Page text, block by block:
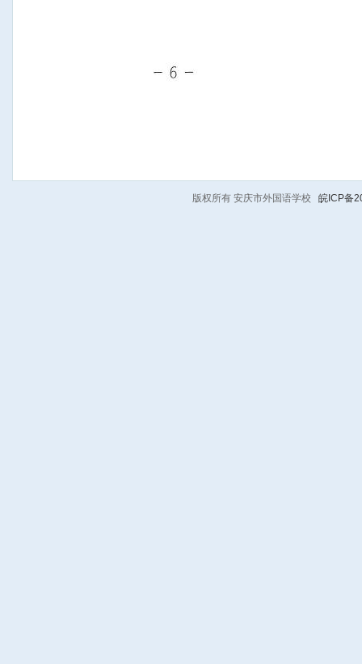
版权所有 安庆市外国语学校 皖ICP备